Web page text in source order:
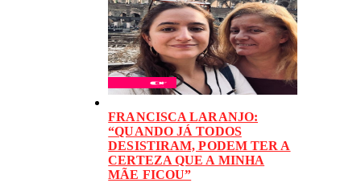
FRANCISCA LARANJO:
“QUANDO JÁ TODOS
DESISTIRAM, PODEM TER A
CERTEZA QUE A MINHA
MÃE FICOU”